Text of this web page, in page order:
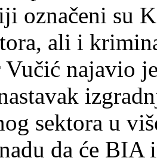
označeni su
ali i
Vučić najavio
sektora u
da će BIA